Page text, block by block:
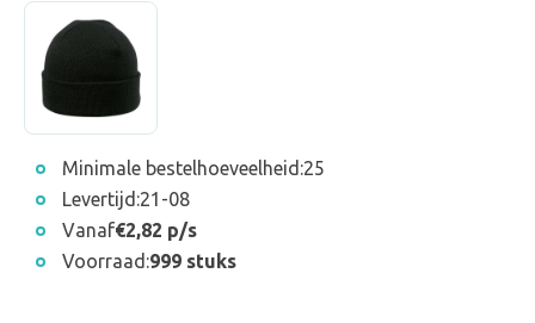
Minimale bestelhoeveelheid:25
Levertijd:21-08
Vanaf€2,82 p/s
Voorraad:999 stuks